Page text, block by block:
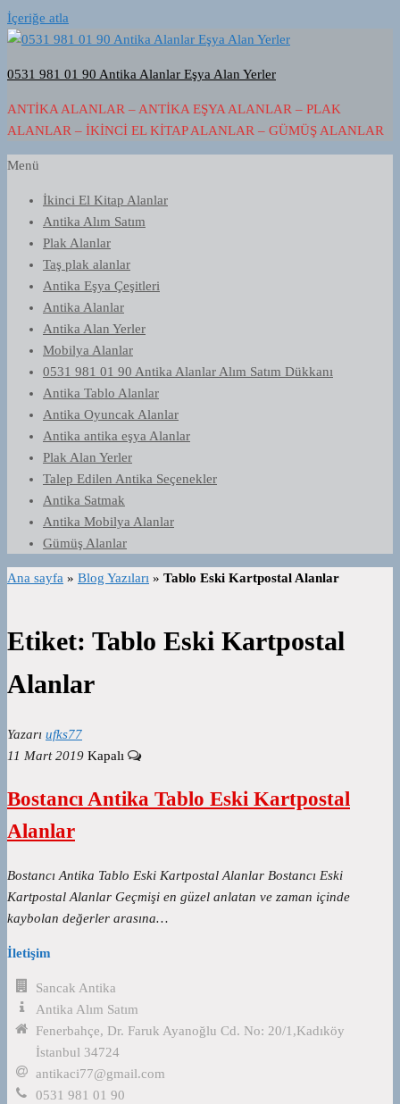
İçeriğe atla
0531 981 01 90 Antika Alanlar Eşya Alan Yerler
ANTIKA ALANLAR – ANTIKA EŞYA ALANLAR – PLAK
ALANLAR – İKINCI EL KITAP ALANLAR – GÜMÜŞ ALANLAR
Menü
İkinci El Kitap Alanlar
Antika Alım Satım
Plak Alanlar
Taş plak alanlar
Antika Eşya Çeşitleri
Antika Alanlar
Antika Alan Yerler
Mobilya Alanlar
0531 981 01 90 Antika Alanlar Alım Satım Dükkanı
Antika Tablo Alanlar
Antika Oyuncak Alanlar
Antika antika eşya Alanlar
Plak Alan Yerler
Talep Edilen Antika Seçenekler
Antika Satmak
Antika Mobilya Alanlar
Gümüş Alanlar
Ana sayfa » Blog Yazıları » Tablo Eski Kartpostal Alanlar
Etiket: Tablo Eski Kartpostal
Alanlar
Yazarı ufks77
11 Mart 2019 Kapalı
Bostancı Antika Tablo Eski Kartpostal
Alanlar
Bostancı Antika Tablo Eski Kartpostal Alanlar Bostancı Eski
Kartpostal Alanlar Geçmişi en güzel anlatan ve zaman içinde
kaybolan değerler arasına…
İletişim
Sancak Antika
Antika Alım Satım
Fenerbahçe, Dr. Faruk Ayanoğlu Cd. No: 20/1,Kadıköy
İstanbul 34724
antikaci77@gmail.com
0531 981 01 90